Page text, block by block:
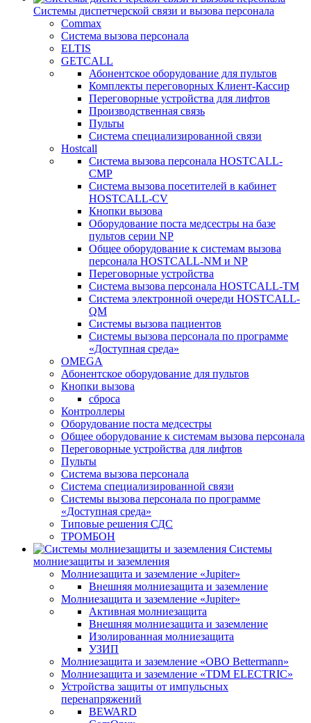
Системы диспетчерской связи и вызова персонала
Commax
Cистема вызова персонала
ELTIS
GETCALL
Абонентское оборудование для пультов
Комплекты переговорных Клиент-Кассир
Переговорные устройства для лифтов
Производственная связь
Пульты
Система специализированной связи
Hostcall
Cистема вызова персонала HOSTCALL-
CMP
Cистема вызова посетителей в кабинет
HOSTCALL-CV
Кнопки вызова
Оборудование поста медсестры на базе
пультов серии NP
Общее оборудование к системам вызова
персонала HOSTCALL-NM и NP
Переговорные устройства
Система вызова персонала HOSTCALL-TM
Система электронной очереди HOSTCALL-
QM
Системы вызова пациентов
Системы вызова персонала по программе
«Доступная среда»
OMEGA
Абонентское оборудование для пультов
Кнопки вызова
сброса
Контроллеры
Оборудование поста медсестры
Общее оборудование к системам вызова персонала
Переговорные устройства для лифтов
Пульты
Система вызова персонала
Система специализированной связи
Системы вызова персонала по программе
«Доступная среда»
Типовые решения СДС
ТРОМБОН
Системы
молниезащиты и заземления
Молниезащита и заземление «Jupiter»
Внешняя молниезащита и заземление
Молниезащита и заземление «Jupiter»
Активная молниезащита
Внешняя молниезащита и заземление
Изолированная молниезащита
УЗИП
Молниезащита и заземление «OBO Bettermann»
Молниезащита и заземление «TDM ЕLECTRIC»
Устройства защиты от импульсных
перенапряжений
BEWARD